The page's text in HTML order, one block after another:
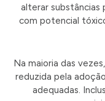
alterar substâncias
com potencial
Na maioria das
reduzida pela
adequadas.